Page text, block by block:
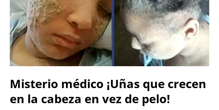
Misterio médico ¡Uñas que crecen
en la cabeza en vez de pelo!